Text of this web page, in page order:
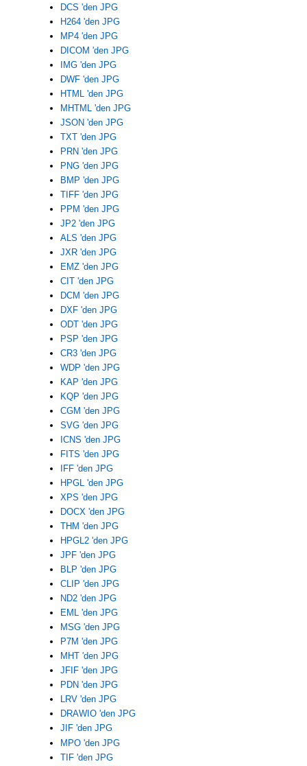
DCS 'den JPG
H264 'den JPG
MP4 'den JPG
DICOM 'den JPG
IMG 'den JPG
DWF 'den JPG
HTML 'den JPG
MHTML 'den JPG
JSON 'den JPG
TXT 'den JPG
PRN 'den JPG
PNG 'den JPG
BMP 'den JPG
TIFF 'den JPG
PPM 'den JPG
JP2 'den JPG
ALS 'den JPG
JXR 'den JPG
EMZ 'den JPG
CIT 'den JPG
DCM 'den JPG
DXF 'den JPG
ODT 'den JPG
PSP 'den JPG
CR3 'den JPG
WDP 'den JPG
KAP 'den JPG
KQP 'den JPG
CGM 'den JPG
SVG 'den JPG
ICNS 'den JPG
FITS 'den JPG
IFF 'den JPG
HPGL 'den JPG
XPS 'den JPG
DOCX 'den JPG
THM 'den JPG
HPGL2 'den JPG
JPF 'den JPG
BLP 'den JPG
CLIP 'den JPG
ND2 'den JPG
EML 'den JPG
MSG 'den JPG
P7M 'den JPG
MHT 'den JPG
JFIF 'den JPG
PDN 'den JPG
LRV 'den JPG
DRAWIO 'den JPG
JIF 'den JPG
MPO 'den JPG
TIF 'den JPG